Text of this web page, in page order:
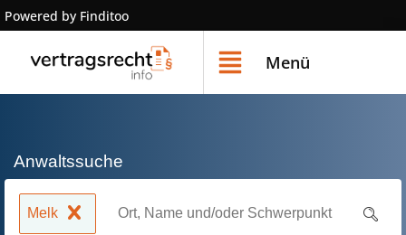
Powered by Finditoo
Menü
Anwaltssuche
Melk